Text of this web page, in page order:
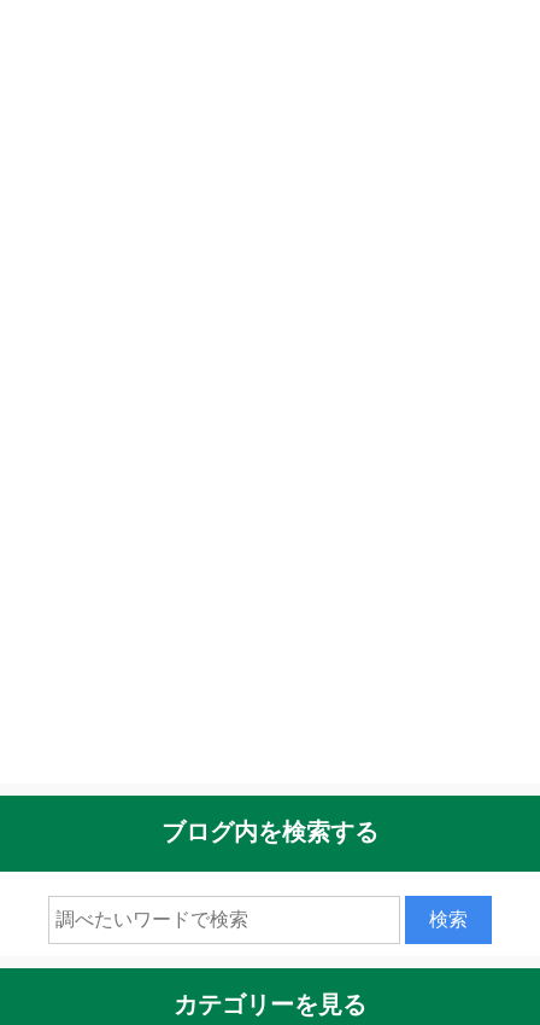
ブログ内を検索する
カテゴリーを見る